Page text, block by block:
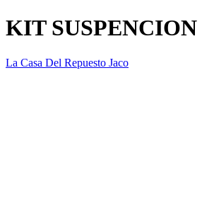
KIT
La Casa Del Repuesto Jaco